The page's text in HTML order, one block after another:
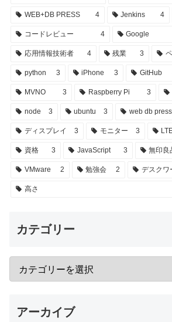
WEB+DB PRESS 4 Jenkins 4
コードレビュー 4 Google
応用情報技術者 4 残業 3
python 3 iPhone 3 GitHub
MVNO 3 Raspberry Pi 3
node 3 ubuntu 3 web db press
ディスプレイ 3 モニター 3
資格 3 JavaScript 3 無印良
VMware 2 勉強会 2 デスクワ
高さ
カテゴリー
アーカイブ